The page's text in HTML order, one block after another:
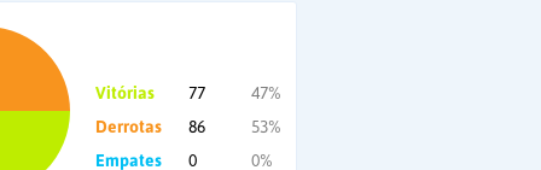
Vitórias 77
47%
Derrotas
86
53%
Empates
0 0%